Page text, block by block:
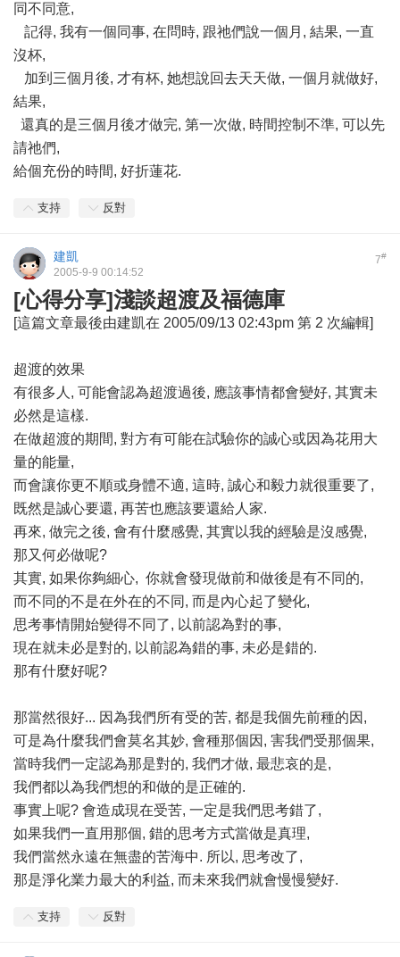
同不同意,
記得, 我有一個同事, 在問時, 跟祂們說一個月, 結果, 一直
沒杯,
加到三個月後, 才有杯, 她想說回去天天做, 一個月就做好,
結果,
還真的是三個月後才做完, 第一次做, 時間控制不準, 可以先
請祂們,
給個充份的時間, 好折蓮花.
支持 反對
7#
建凱
2005-9-9 00:14:52
[心得分享]淺談超渡及福德庫
[這篇文章最後由建凱在 2005/09/13 02:43pm 第 2 次編輯]
超渡的效果
有很多人, 可能會認為超渡過後, 應該事情都會變好, 其實未
必然是這樣.
在做超渡的期間, 對方有可能在試驗你的誠心或因為花用大
量的能量,
而會讓你更不順或身體不適, 這時, 誠心和毅力就很重要了,
既然是誠心要還, 再苦也應該要還給人家.
再來, 做完之後, 會有什麼感覺, 其實以我的經驗是沒感覺,
那又何必做呢?
其實, 如果你夠細心, 你就會發現做前和做後是有不同的,
而不同的不是在外在的不同, 而是內心起了變化,
思考事情開始變得不同了, 以前認為對的事,
現在就未必是對的, 以前認為錯的事, 未必是錯的.
那有什麼好呢?
那當然很好... 因為我們所有受的苦, 都是我個先前種的因,
可是為什麼我們會莫名其妙, 會種那個因, 害我們受那個果,
當時我們一定認為那是對的, 我們才做, 最悲哀的是,
我們都以為我們想的和做的是正確的.
事實上呢? 會造成現在受苦, 一定是我們思考錯了,
如果我們一直用那個, 錯的思考方式當做是真理,
我們當然永遠在無盡的苦海中. 所以, 思考改了,
那是淨化業力最大的利益, 而未來我們就會慢慢變好.
支持 反對